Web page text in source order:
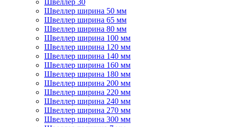
Швеллер 30
Швеллер ширина 50 мм
Швеллер ширина 65 мм
Швеллер ширина 80 мм
Швеллер ширина 100 мм
Швеллер ширина 120 мм
Швеллер ширина 140 мм
Швеллер ширина 160 мм
Швеллер ширина 180 мм
Швеллер ширина 200 мм
Швеллер ширина 220 мм
Швеллер ширина 240 мм
Швеллер ширина 270 мм
Швеллер ширина 300 мм